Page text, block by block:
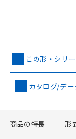
この形・シリ
カタログ/デ
商品の特長 形